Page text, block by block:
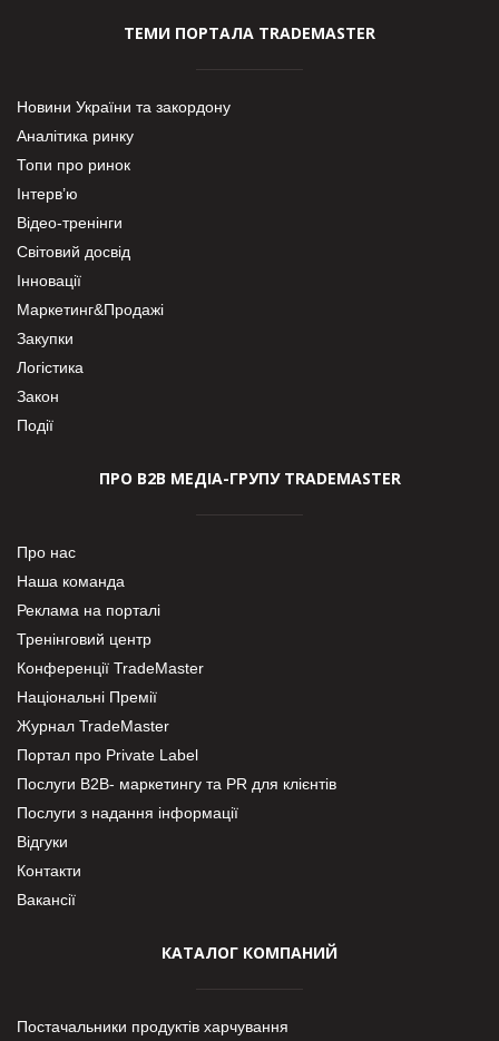
ТЕМИ ПОРТАЛА TRADEMASTER
Новини України та закордону
Аналітика ринку
Топи про ринок
Інтерв’ю
Відео-тренінги
Світовий досвід
Інновації
Маркетинг&Продажі
Закупки
Логістика
Закон
Події
ПРО В2В МЕДІА-ГРУПУ TRADEMASTER
Про нас
Наша команда
Реклама на порталі
Тренінговий центр
Конференції TradeMaster
Національні Премії
Журнал TradeMaster
Портал про Private Label
Послуги В2В- маркетингу та PR для клієнтів
Послуги з надання інформації
Відгуки
Контакти
Вакансії
КАТАЛОГ КОМПАНИЙ
Постачальники продуктів харчування